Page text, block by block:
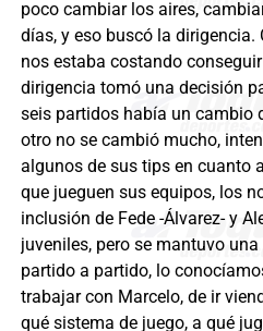
poco cambiar los aires,
días, y eso buscó la dirigencia.
nos estaba costando
dirigencia tomó una decisión
seis partidos había un cambio
otro no se cambió mucho,
algunos de sus tips en cuanto
que jueguen sus equipos, los
inclusión de Fede -Álvarez- y
juveniles, pero se mantuvo
partido a partido, lo
trabajar con Marcelo, de ir
qué sistema de juego, a qué